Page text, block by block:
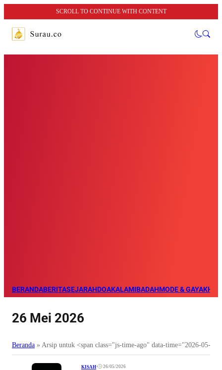
SCROLL TO CONTINUE WITH CONTENT
BERANDABERITASEJARAHDOAKALAMIBADAHMODE & GAYA
26 Mei 2026
Beranda » Arsip untuk <span class="js-time-ago" data-time="2026-05-
KISAH• 26/05/2026